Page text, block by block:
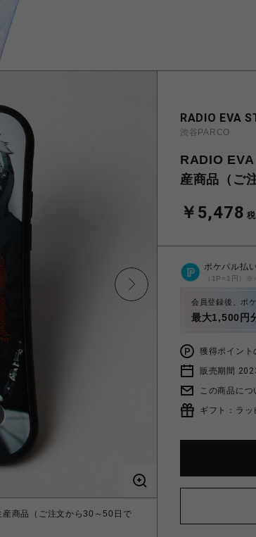
商品（ご注文から30～50日で
RADIO EVA
渋谷PARCO
RADIO
産商品（ご
￥5,478
ポケパル払
（1P=1円）※
会員登録後、ポ
最大1,500円
獲得ポイント
販売期間
この商品につ
ギフト：ラッ